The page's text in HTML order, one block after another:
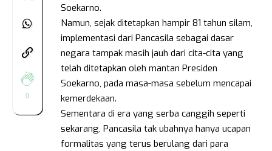
0
Soekarno.
Namun, sejak ditetapkan hampir 81 tahun silam,
implementasi dari Pancasila sebagai dasar
negara tampak masih jauh dari cita-cita yang
telah ditetapkan oleh mantan Presiden
Soekarno, pada masa-masa sebelum mencapai
kemerdekaan.
Sementara di era yang serba canggih seperti
sekarang, Pancasila tak ubahnya hanya ucapan
formalitas yang terus berulang dari para